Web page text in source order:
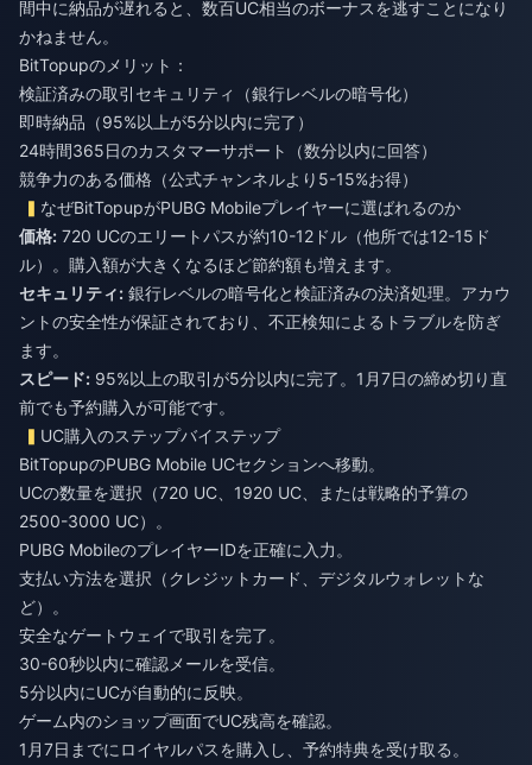
間中に納品が遅れると、数百UC相当のボーナスを逃すことになり
かねません。
BitTopupのメリット：
検証済みの取引セキュリティ（銀行レベルの暗号化）
即時納品（95%以上が5分以内に完了）
24時間365日のカスタマーサポート（数分以内に回答）
競争力のある価格（公式チャンネルより5-15%お得）
なぜBitTopupがPUBG Mobileプレイヤーに選ばれるのか
価格: 720 UCのエリートパスが約10-12ドル（他所では12-15ド
ル）。購入額が大きくなるほど節約額も増えます。
セキュリティ: 銀行レベルの暗号化と検証済みの決済処理。アカウ
ントの安全性が保証されており、不正検知によるトラブルを防ぎ
ます。
スピード: 95%以上の取引が5分以内に完了。1月7日の締め切り直
前でも予約購入が可能です。
UC購入のステップバイステップ
BitTopupのPUBG Mobile UCセクションへ移動。
UCの数量を選択（720 UC、1920 UC、または戦略的予算の
2500-3000 UC）。
PUBG MobileのプレイヤーIDを正確に入力。
支払い方法を選択（クレジットカード、デジタルウォレットな
ど）。
安全なゲートウェイで取引を完了。
30-60秒以内に確認メールを受信。
5分以内にUCが自動的に反映。
ゲーム内のショップ画面でUC残高を確認。
1月7日までにロイヤルパスを購入し、予約特典を受け取る。